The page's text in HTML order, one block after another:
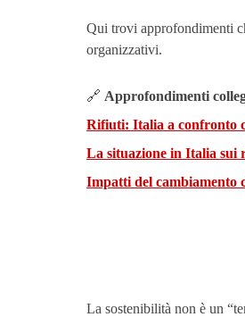
Qui trovi approfondimenti
organizzativi.
🔗 Approfondimenti
Rifiuti: Italia a confronto
La situazione in Italia sui
Impatti del cambiamento
La sostenibilità non è un